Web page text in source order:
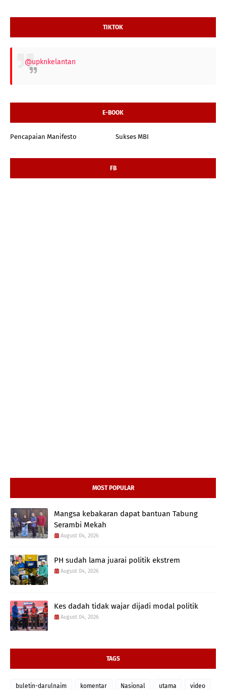
TIKTOK
@upknkelantan
E-BOOK
Pencapaian Manifesto Sukses MBI
FB
MOST POPULAR
Mangsa kebakaran dapat bantuan Tabung
Serambi Mekah
August 04, 2026
PH sudah lama juarai politik ekstrem
August 04, 2026
Kes dadah tidak wajar dijadi modal politik
August 04, 2026
TAGS
buletin-darulnaim komentar Nasional utama video